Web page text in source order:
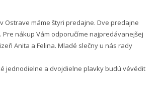
Ostrave máme štyri predajne. Dve predajne
Pre nákup Vám odporučíme najpredávanejšej
Anita a Felina. Mladé slečny u nás rady
jednodielne a dvojdielne plavky budú vévédit